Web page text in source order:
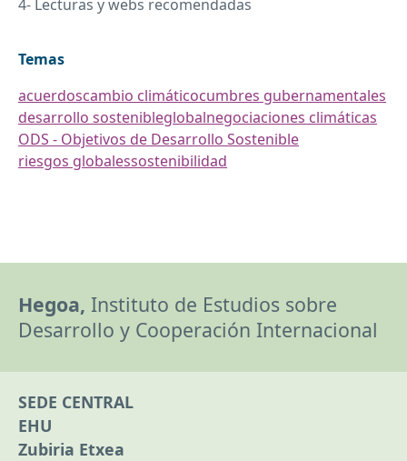
4- Lecturas y webs recomendadas
Temas
acuerdoscambio climáticocumbres gubernamentales
desarrollo sostenibleglobalnegociaciones climáticas
ODS - Objetivos de Desarrollo Sostenible
riesgos globalessostenibilidad
Hegoa, Instituto de Estudios sobre
Desarrollo y Cooperación Internacional
SEDE CENTRAL
EHU
Zubiria Etxea